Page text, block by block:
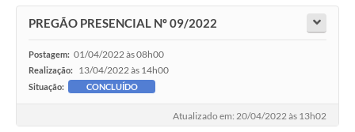
PREGÃO PRESENCIAL Nº 09/2022
Postagem: 01/04/2022 às 08h00
Realização: 13/04/2022 às 14h00
Situação: CONCLUÍDO
Atualizado em: 20/04/2022 às 13h02